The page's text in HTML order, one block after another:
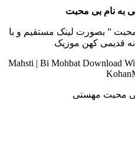
به نام بی محبت
” بصورت لینک مستقیم و با
قدیمی کهن موزیک
Mahsti | Bi Mohbat Download